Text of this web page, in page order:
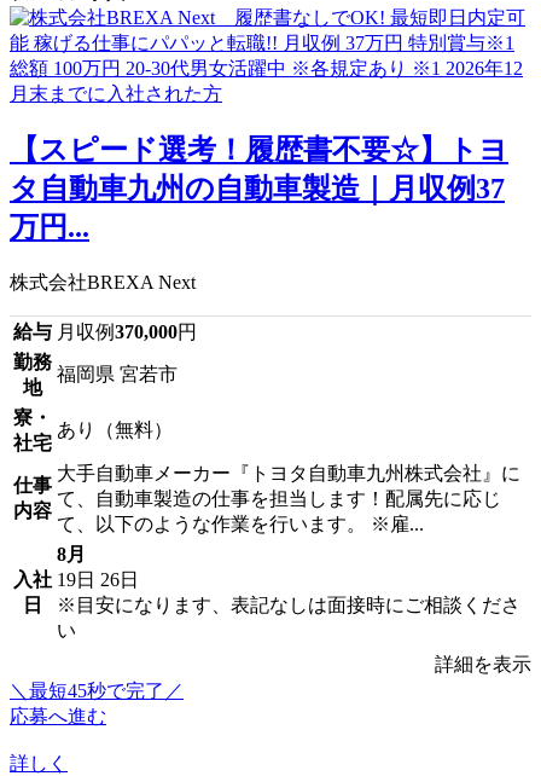
【スピード選考！履歴書不要☆】トヨ
タ自動車九州の自動車製造｜月収例37
万円...
株式会社BREXA Next
給与 月収例370,000円
勤務
地
福岡県 宮若市
寮・
社宅
あり（無料）
仕事
内容
大手自動車メーカー『トヨタ自動車九州株式会社』に
て、自動車製造の仕事を担当します！配属先に応じ
て、以下のような作業を行います。 ※雇...
入社
日
8月
19日 26日
※目安になります、表記なしは面接時にご相談くださ
い
詳細を表示
＼最短45秒で完了／
応募へ進む
詳しく